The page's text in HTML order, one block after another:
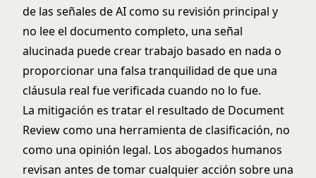
de las señales de AI como su revisión principal y
no lee el documento completo, una señal
alucinada puede crear trabajo basado en nada o
proporcionar una falsa tranquilidad de que una
cláusula real fue verificada cuando no lo fue.
La mitigación es tratar el resultado de Document
Review como una herramienta de clasificación, no
como una opinión legal. Los abogados humanos
revisan antes de tomar cualquier acción sobre una